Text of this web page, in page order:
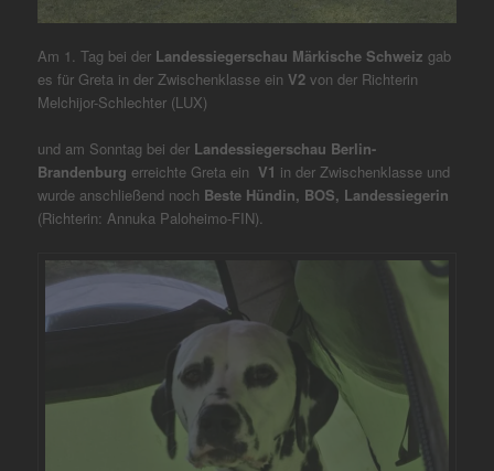
Am 1. Tag bei der Landessiegerschau Märkische Schweiz gab
es für Greta in der Zwischenklasse einV2von der Richterin
Melchijor-Schlechter (LUX)
und am Sonntag bei der Landessiegerschau Berlin-
Brandenburg erreichte Greta einV1 in der Zwischenklasse und
wurde anschließend noch Beste Hündin, BOS, Landessiegerin
(Richterin: Annuka Paloheimo-FIN).